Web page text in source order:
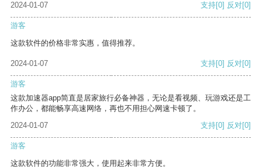
2024-01-07 支持[0] 反对[0]
游客
这款软件的价格非常实惠，值得推荐。
2024-01-07 支持[0] 反对[0]
游客
这款加速器app简直是居家旅行必备神器，无论是看视频、玩游戏还是工
作办公，都能畅享高速网络，再也不用担心网速卡顿了。
2024-01-07
支持[0] 反对[0]
游客
这款软件的功能非常强大，使用起来非常方便。